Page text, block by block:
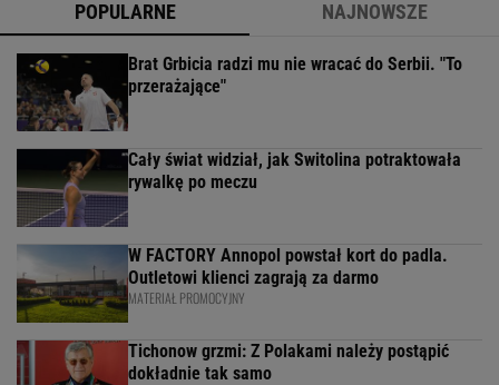
POPULARNE NAJNOWSZE
Brat Grbicia radzi mu nie wracać do Serbii. "To
przerażające"
Cały świat widział, jak Switolina potraktowała
rywalkę po meczu
W FACTORY Annopol powstał kort do padla.
Outletowi klienci zagrają za darmo
MATERIAŁ PROMOCYJNY
Tichonow grzmi: Z Polakami należy postąpić
dokładnie tak samo